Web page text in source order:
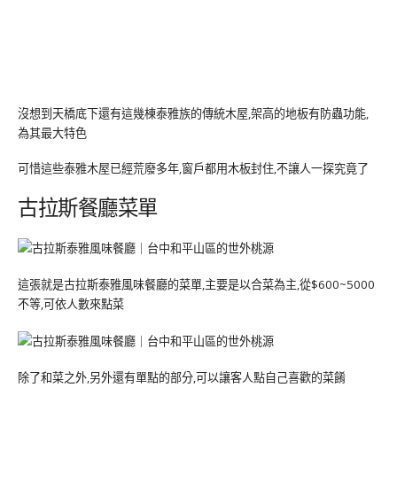
沒想到天橋底下還有這幾棟泰雅族的傳統木屋,架高的地板有防蟲功能,
為其最大特色
可惜這些泰雅木屋已經荒廢多年,窗戶都用木板封住,不讓人一探究竟了
古拉斯餐廳菜單
這張就是古拉斯泰雅風味餐廳的菜單,主要是以合菜為主,從$600~5000
不等,可依人數來點菜
除了和菜之外,另外還有單點的部分,可以讓客人點自己喜歡的菜餚